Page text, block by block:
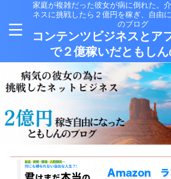
家庭が複雑だった彼女が病に倒れた。
ネスに挑戦したら２億円を稼ぎ、自由
のブログ
コンテンツビジネスとア
で２億稼いだともし